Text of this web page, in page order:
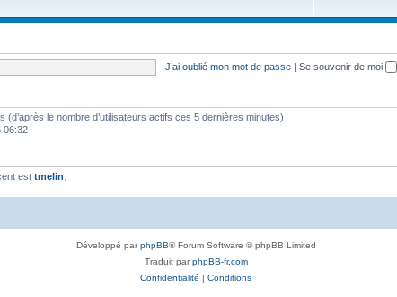
J’ai oublié mon mot de passe | Se souvenir de moi
le nombre d’utilisateurs actifs ces 5 dernières minutes)
06:32
est tmelin
Développé parphpBB® Forum Software © phpBB Limited
Traduit parphpBB-fr.com
Confidentialité | Conditions